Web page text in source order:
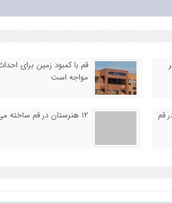
قم با کمبود زمین برای
مواجه است
قم ۱۲ هنرستان در قم ساخته می‌شود